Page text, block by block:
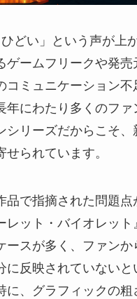
ひどい」という声が上
ゲームフリークや発売
コミュニケーション不
年にわたり多くのファ
シリーズだからこそ、
られています。
品で指摘された問題点
レット・バイオレット
ースが多く、ファンか
に反映されていないと
に、グラフィックの粗